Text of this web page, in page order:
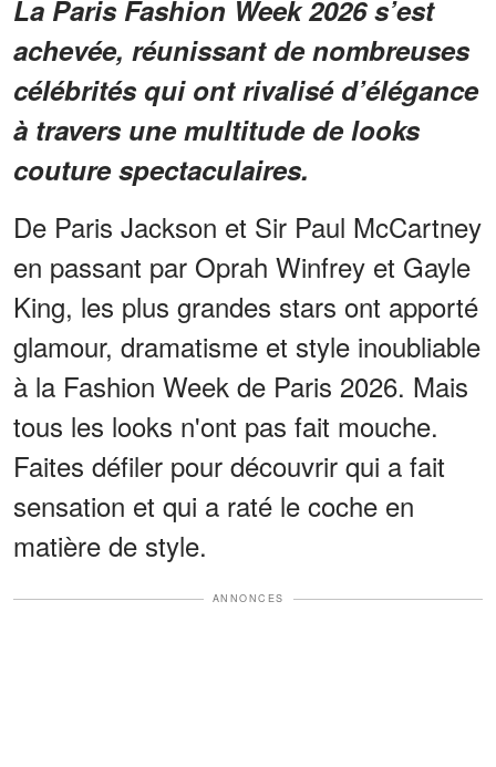
La Paris Fashion Week 2026 s’est
achevée, réunissant de nombreuses
célébrités qui ont rivalisé d’élégance
à travers une multitude de looks
couture spectaculaires.
De Paris Jackson et Sir Paul McCartney
en passant par Oprah Winfrey et Gayle
King, les plus grandes stars ont apporté
glamour, dramatisme et style inoubliable
à la Fashion Week de Paris 2026. Mais
tous les looks n'ont pas fait mouche.
Faites défiler pour découvrir qui a fait
sensation et qui a raté le coche en
matière de style.
ANNONCES